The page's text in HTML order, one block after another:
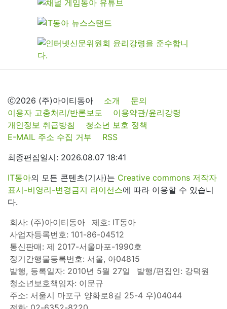
ⓒ2026 (주)아이티동아 소개
문의
이용자 고충처리/반론보도
이용약관/윤리강령
개인정보 취급방침
청소년 보호 정책
E-MAIL 주소 수집 거부
RSS
최종편집일시: 2026.08.07 18:41
IT동아의 모든 콘텐츠(기사)는 Creative commons 저작자
표시-비영리-변경금지 라이선스에 따라 이용할 수 있습니
다.
회사: (주)아이티동아
제호: IT동아
사업자등록번호: 101-86-04512
통신판매: 제 2017-서울마포-1990호
정기간행물등록번호: 서울, 아04815
발행, 등록일자: 2010년 5월 27일
발행/편집인: 강덕원
청소년보호책임자: 이문규
주소: 서울시 마포구 양화로8길 25-4 우)04044